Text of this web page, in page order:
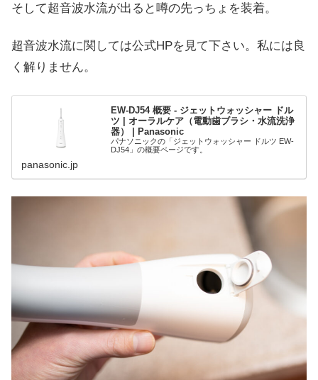
そして超音波水流が出ると噂の先っちょを装着。
超音波水流に関しては公式HPを見て下さい。私には良
く解りません。
EW-DJ54 概要 - ジェットウォッシャー ドル
ツ | オーラルケア（電動歯ブラシ・水流洗浄
器） | Panasonic
パナソニックの「ジェットウォッシャー ドルツ EW-
DJ54」の概要ページです。
panasonic.jp